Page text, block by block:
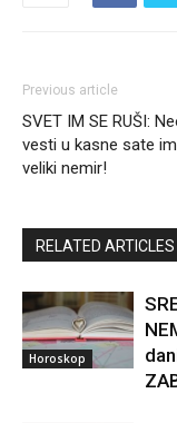
Previous article
SVET IM SE RUŠI:
vesti u kasne sate
veliki nemir!
RELATED ARTICLES
Horoskop